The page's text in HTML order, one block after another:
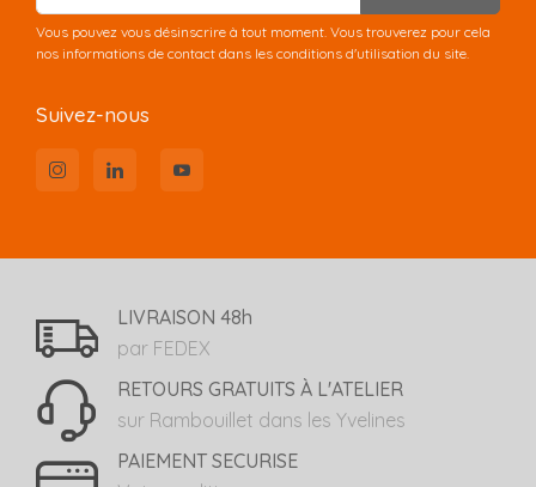
Vous pouvez vous désinscrire à tout moment. Vous trouverez pour cela
nos informations de contact dans les conditions d'utilisation du site.
Suivez-nous
LIVRAISON 48h
par FEDEX
RETOURS GRATUITS À L'ATELIER
sur Rambouillet dans les Yvelines
PAIEMENT SECURISE